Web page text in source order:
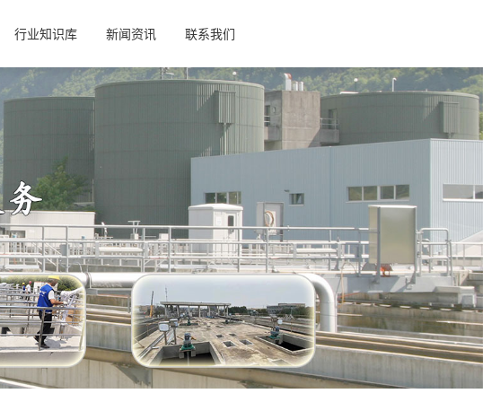
行业知识库 新闻资讯 联系我们